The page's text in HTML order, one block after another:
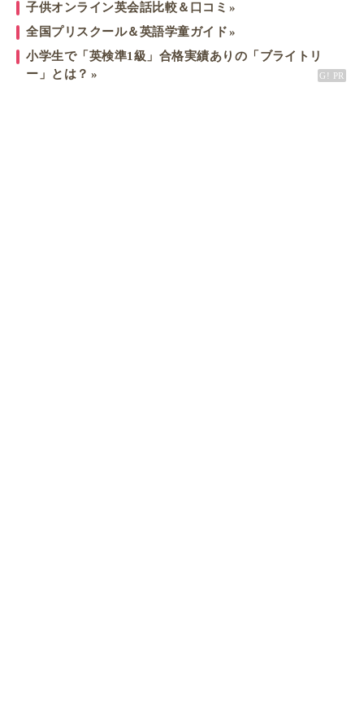
子供オンライン英会話比較＆口コミ
全国プリスクール＆英語学童ガイド
小学生で「英検準1級」合格実績ありの「ブライトリ
ー」とは？